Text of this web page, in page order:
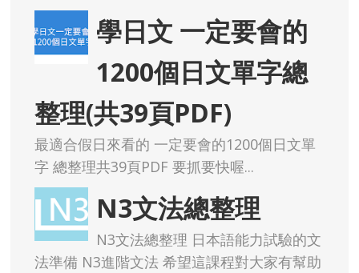
學日文 一定要會的
1200個日文單字總
整理(共39頁PDF)
最適合假日來看的 一定要會的1200個日文單
字 總整理共39頁PDF 要抓要快喔...
N3文法總整理
N3文法總整理 日本語能力試驗的文
法準備 N3進階文法 希望這課程對大家有幫助